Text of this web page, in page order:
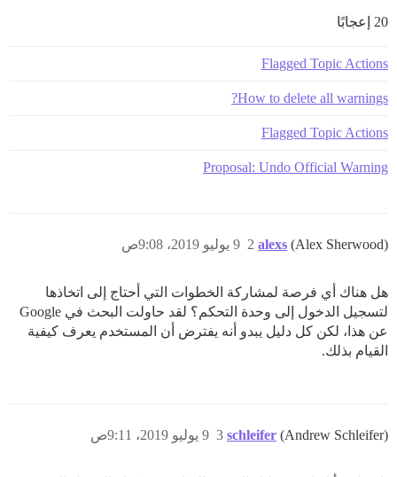
20 إعجابًا
Flagged Topic Actions
How to delete all warnings?
Flagged Topic Actions
Proposal: Undo Official Warning
alexs (Alex Sherwood) 9 يوليو 2019، 9:08ص 2
هل هناك أي فرصة لمشاركة الخطوات التي أحتاج إلى اتخاذها
لتسجيل الدخول إلى وحدة التحكم؟ لقد حاولت البحث في Google
عن هذا، لكن كل دليل يبدو أنه يفترض أن المستخدم يعرف كيفية
القيام بذلك.
schleifer (Andrew Schleifer) 9 يوليو 2019، 9:11ص 3